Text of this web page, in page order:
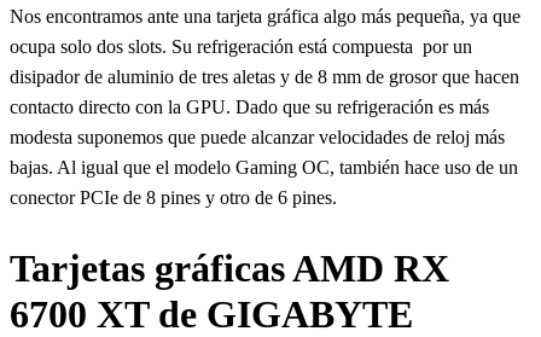
Nos encontramos ante una tarjeta gráfica algo más pequeña, ya que
ocupa solo dos slots. Su refrigeración está compuesta por un
disipador de aluminio de tres aletas y de 8 mm de grosor que hacen
contacto directo con la GPU. Dado que su refrigeración es más
modesta suponemos que puede alcanzar velocidades de reloj más
bajas. Al igual que el modelo Gaming OC, también hace uso de un
conector PCIe de 8 pines y otro de 6 pines.
Tarjetas gráficas AMD RX
6700 XT de GIGABYTE